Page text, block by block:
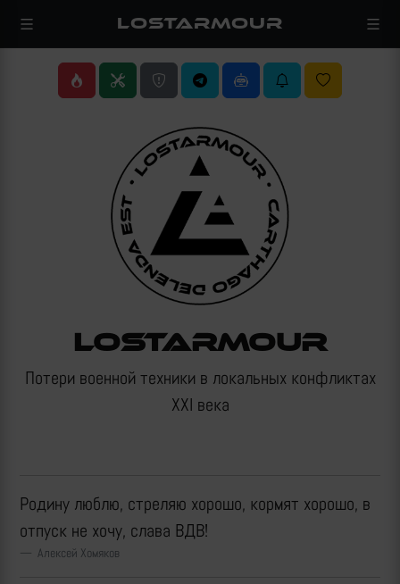
LOSTARMOUR
LOSTARMOUR
Потери военной техники в локальных конфликтах
XXI века
Родину люблю, стреляю хорошо, кормят хорошо, в
отпуск не хочу, слава ВДВ!
Алексей Хомяков